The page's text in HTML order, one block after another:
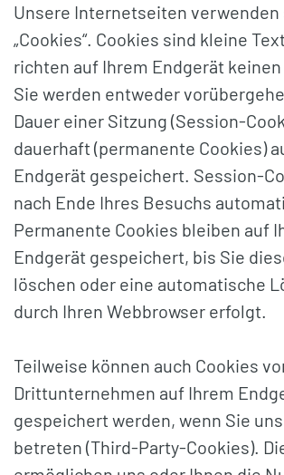
Unsere Internetseiten verwenden
„Cookies“. Cookies sind kleine
richten auf Ihrem Endgerät keinen
Sie werden entweder
Dauer einer Sitzung (Session-
dauerhaft (permanente Cookies)
Endgerät gespeichert. Session-
nach Ende Ihres Besuchs
Permanente Cookies bleiben auf
Endgerät gespeichert, bis Sie
löschen oder eine automatische
durch Ihren Webbrowser erfolgt.
Teilweise können auch Cookies
Drittunternehmen auf Ihrem
gespeichert werden, wenn Sie
betreten (Third-Party-Cookies).